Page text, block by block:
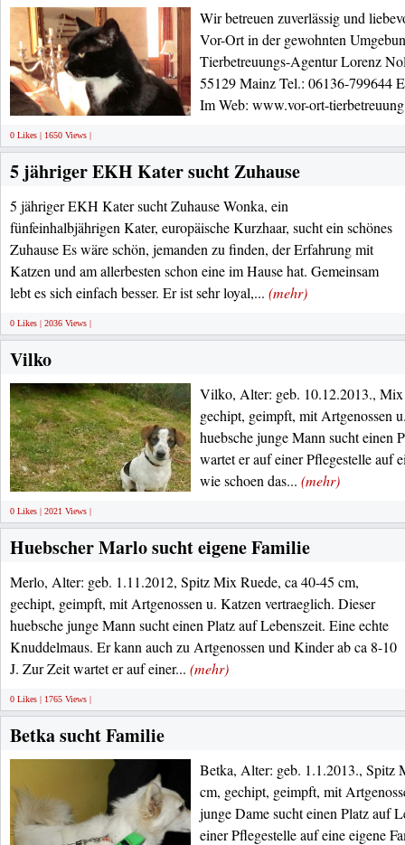
Wir betreuen zuverlässig und
Vor-Ort in der gewohnten
Tierbetreuungs-Agentur Lorenz
55129 Mainz Tel.: 06136-799644
Im Web: www.vor-ort-
0 Likes | 1650 Views |
5 jähriger EKH Kater sucht Zuhause
5 jähriger EKH Kater sucht Zuhause Wonka, ein
fünfeinhalbjährigen Kater, europäische Kurzhaar, sucht ein schönes
Zuhause Es wäre schön, jemanden zu finden, der Erfahrung mit
Katzen und am allerbesten schon eine im Hause hat. Gemeinsam
lebt es sich einfach besser. Er ist sehr loyal,... (mehr)
0 Likes | 2036 Views |
Vilko
Vilko, Alter: geb. 10.12.2013., Mix
gechipt, geimpft, mit Artgenossen
huebsche junge Mann sucht einen
wartet er auf einer Pflegestelle auf
wie schoen das... (mehr)
0 Likes | 2021 Views |
Huebscher Marlo sucht eigene Familie
Merlo, Alter: geb. 1.11.2012, Spitz Mix Ruede, ca 40-45 cm,
gechipt, geimpft, mit Artgenossen u. Katzen vertraeglich. Dieser
huebsche junge Mann sucht einen Platz auf Lebenszeit. Eine echte
Knuddelmaus. Er kann auch zu Artgenossen und Kinder ab ca 8-10
J. Zur Zeit wartet er auf einer... (mehr)
0 Likes | 1765 Views |
Betka sucht Familie
Betka, Alter: geb. 1.1.2013., Spitz
cm, gechipt, geimpft, mit
junge Dame sucht einen Platz auf
einer Pflegestelle auf eine eigene